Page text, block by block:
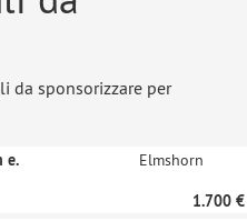
da sponsorizzare per
e.
Elmshorn
1.700 €